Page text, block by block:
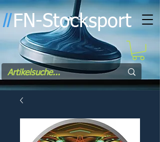
ll FN-Stocksport